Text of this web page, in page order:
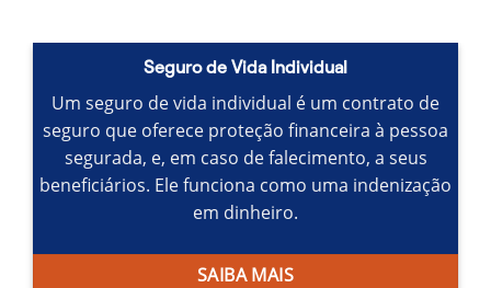
Seguro de Vida Individual
Um seguro de vida individual é um contrato de
seguro que oferece proteção financeira à pessoa
segurada, e, em caso de falecimento, a seus
beneficiários. Ele funciona como uma indenização
em dinheiro.
SAIBA MAIS